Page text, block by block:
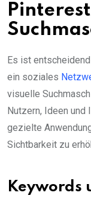
Es ist
ein soziales
visuelle
Nutzern, Ideen und
gezielte
Sichtbarkeit zu
Keywords